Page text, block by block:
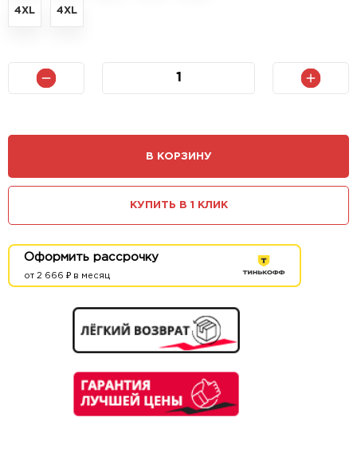
4XL 4XL
В КОРЗИНУ
КУПИТЬ В 1 КЛИК
Оформить рассрочку
от 2 666 ₽ в месяц